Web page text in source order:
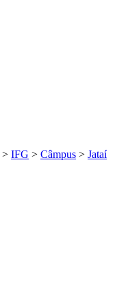
> IFG > Câmpus > Jataí